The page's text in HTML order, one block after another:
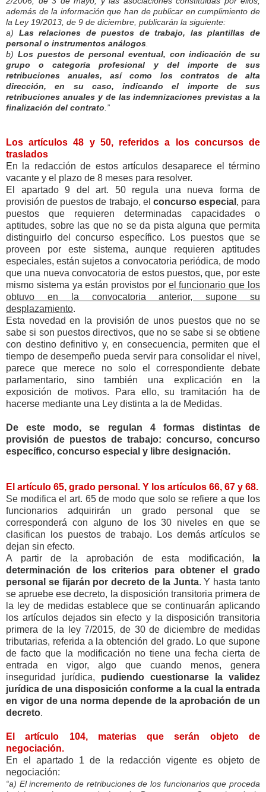
además de la información que han de publicar en cumplimiento de
la Ley 19/2013, de 9 de diciembre, publicarán la siguiente:
a) Las relaciones de puestos de trabajo, las plantillas de
personal o instrumentos análogos
b) Los puestos de personal eventual, con indicación de su
grupo o categoría profesional y del importe de sus
retribuciones anuales, así como los contratos de alta
dirección, en su caso, indicando el importe de sus
retribuciones anuales y de las indemnizaciones previstas a la
finalización del contrato .”
Los artículos 48 y 50, referidos a los concursos de
traslados
En la redacción de estos artículos desaparece el término
vacante y el plazo de 8 meses para resolver.
El apartado 9 del art. 50 regula una nueva forma de
provisión de puestos de trabajo, el concurso especial , para
puestos que requieren determinadas capacidades o
aptitudes, sobre las que no se da pista alguna que permita
distinguirlo del concurso específico. Los puestos que se
proveen por este sistema, aunque requieren aptitudes
especiales, están sujetos a convocatoria periódica, de modo
que una nueva convocatoria de estos puestos, que, por este
mismo sistema ya están provistos por el funcionario que los
obtuvo en la convocatoria anterior, supone su
desplazamiento.
Esta novedad en la provisión de unos puestos que no se
sabe si son puestos directivos, que no se sabe si se obtiene
con destino definitivo y, en consecuencia, permiten que el
tiempo de desempeño pueda servir para consolidar el nivel,
parece que merece no solo el correspondiente debate
parlamentario, sino también una explicación en la
exposición de motivos. Para ello, su tramitación ha de
hacerse mediante una Ley distinta a la de Medidas.
De este modo, se regulan 4 formas distintas de
provisión de puestos de trabajo: concurso, concurso
específico, concurso especial y libre designación.
El artículo 65, grado personal. Y los artículos 66, 67 y 68.
Se modifica el art. 65 de modo que solo se refiere a que los
funcionarios adquirirán un grado personal que se
corresponderá con alguno de los 30 niveles en que se
clasifican los puestos de trabajo. Los demás artículos se
dejan sin efecto.
A partir de la aprobación de esta modificación,
la
determinación de los criterios para obtener el grado
personal se fijarán por decreto de la Junta. Y hasta tanto
se apruebe ese decreto, la disposición transitoria primera de
la ley de medidas establece que se continuarán aplicando
los artículos dejados sin efecto y la disposición transitoria
primera de la ley 7/2015, de 30 de diciembre de medidas
tributarias, referida a la obtención del grado. Lo que supone
de facto que la modificación no tiene una fecha cierta de
entrada en vigor, algo que cuando menos, genera
inseguridad jurídica, pudiendo cuestionarse la validez
jurídica de una disposición conforme a la cual la entrada
en vigor de una norma depende de la aprobación de un
decreto.
El artículo 104, materias que serán objeto de
negociación.
En el apartado 1 de la redacción vigente es objeto de
negociación:
“a) El incremento de retribuciones de los funcionarios que proceda